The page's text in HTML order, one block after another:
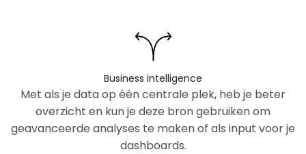
Business intelligence
Met als je data op één centrale plek, heb je beter
overzicht en kun je deze bron gebruiken om
geavanceerde analyses te maken of als input voor je
dashboards.